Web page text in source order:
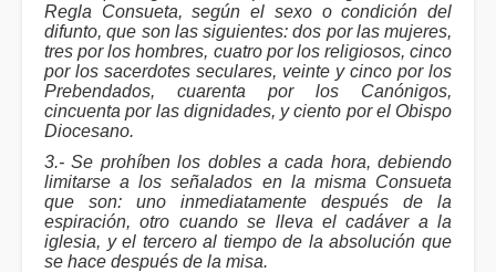
Regla Consueta, según el sexo o condición del
difunto, que son las siguientes: dos por las mujeres,
tres por los hombres, cuatro por los religiosos, cinco
por los sacerdotes seculares, veinte y cinco por los
Prebendados, cuarenta por los Canónigos,
cincuenta por las dignidades, y ciento por el Obispo
Diocesano.
3.- Se prohíben los dobles a cada hora, debiendo
limitarse a los señalados en la misma Consueta
que son: uno inmediatamente después de la
espiración, otro cuando se lleva el cadáver a la
iglesia, y el tercero al tiempo de la absolución que
se hace después de la misa.